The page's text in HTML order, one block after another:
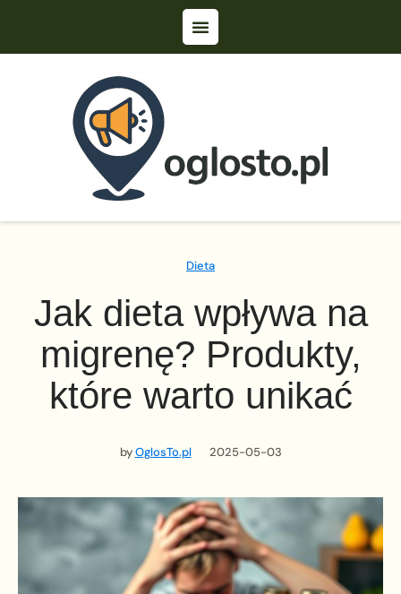
Dieta
Jak dieta wpływa na
migrenę? Produkty,
które warto unikać
byOglosTo.pl 2025-05-03